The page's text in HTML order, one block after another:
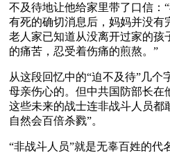
不及待地让他给家里带了口信：
有死的确切消息后，妈妈并没有
老人家已知道从没离开过家的孩
的痛苦，忍受着伤痛的煎熬。”
从这段回忆中的“迫不及待”几个
母亲伤心的。但中共国防部长在
这些未来的战士连非战斗人员都
自然会百倍杀戮”。
“非战斗人员”就是无辜百姓的代